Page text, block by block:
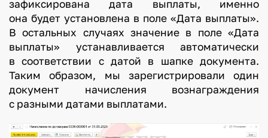
зафиксирована дата выплаты, именно
она будет установлена в поле «Дата выплаты».
В остальных случаях значение в поле «Дата
выплаты» устанавливается автоматически
в соответствии с датой в шапке документа.
Таким образом, мы зарегистрировали один
документ начисления вознаграждения
с разными датами выплатами.